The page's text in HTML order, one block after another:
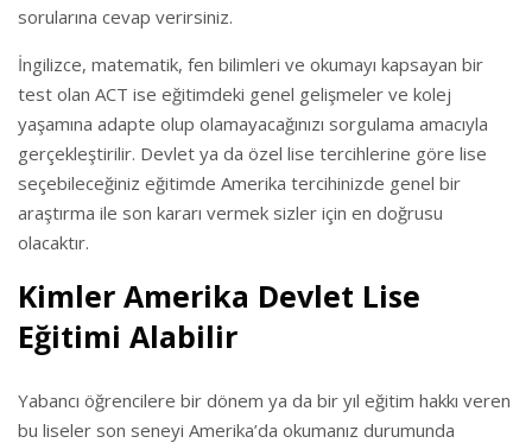
sorularına cevap verirsiniz.
İngilizce, matematik, fen bilimleri ve okumayı kapsayan bir
test olan ACT ise eğitimdeki genel gelişmeler ve kolej
yaşamına adapte olup olamayacağınızı sorgulama amacıyla
gerçekleştirilir. Devlet ya da özel lise tercihlerine göre lise
seçebileceğiniz eğitimde Amerika tercihinizde genel bir
araştırma ile son kararı vermek sizler için en doğrusu
olacaktır.
Kimler Amerika Devlet Lise
Eğitimi Alabilir
Yabancı öğrencilere bir dönem ya da bir yıl eğitim hakkı veren
bu liseler son seneyi Amerika’da okumanız durumunda